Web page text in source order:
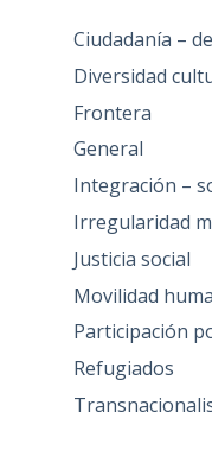
Ciudadanía –
Diversidad
Frontera
General
Integración –
Irregularidad
Justicia social
Movilidad
Participación
Refugiados